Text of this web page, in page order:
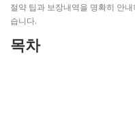
절약 팁과 보장내역을 명확히 안
습니다.
목차